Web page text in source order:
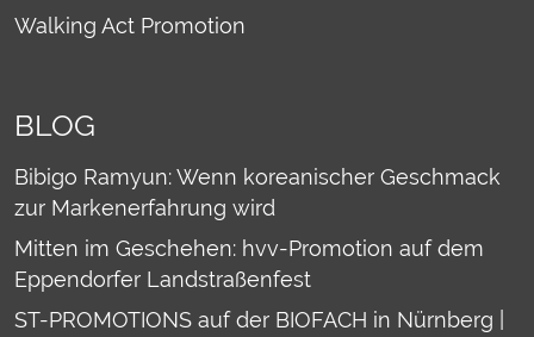
Walking Act Promotion
BLOG
Bibigo Ramyun: Wenn koreanischer Geschmack
zur Markenerfahrung wird
Mitten im Geschehen: hvv-Promotion auf dem
Eppendorfer Landstraßenfest
ST-PROMOTIONS auf der BIOFACH in Nürnberg |